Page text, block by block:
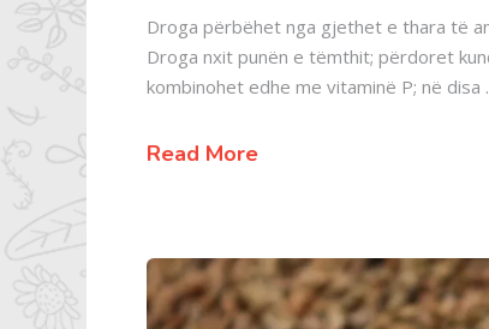
Droga përbëhet nga gjethet e thara të
Droga nxit punën e tëmthit; përdoret
kombinohet edhe me vitaminë P; në disa
Read More